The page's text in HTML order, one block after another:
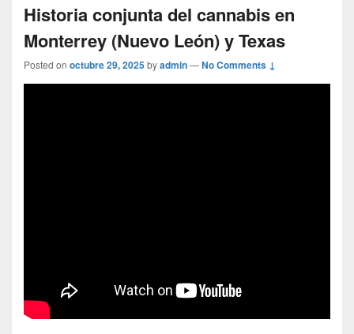
Historia conjunta del cannabis en
Monterrey (Nuevo León) y Texas
Posted on octubre 29, 2025byadmin—No Comments ↓